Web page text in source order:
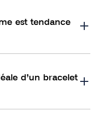
est tendance
d’un bracelet